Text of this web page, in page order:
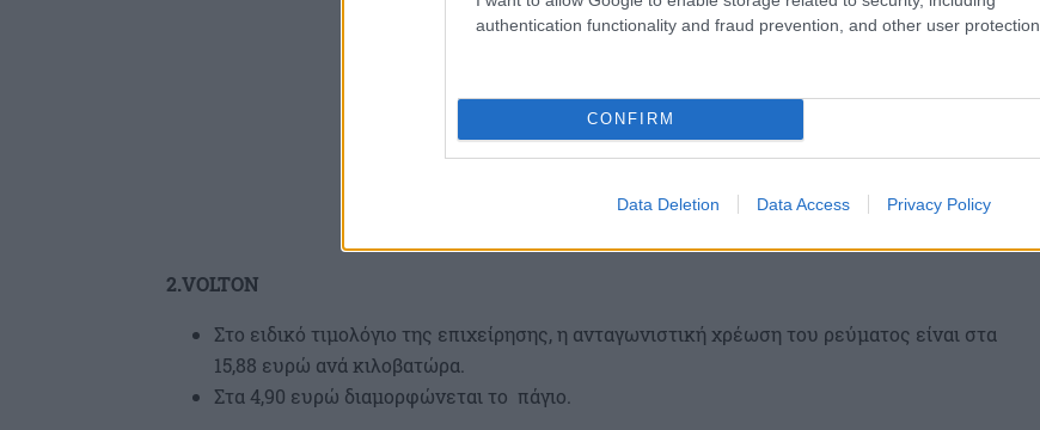
authentication functionality and fraud prevention, and other user protection.
CONFIRM
Data Deletion Data Access Privacy Policy
2.VOLTON
Στο ειδικό τιμολόγιο της επιχείρησης, η ανταγωνιστική χρέωση του ρεύματος είναι στα
15,88 ευρώ ανά κιλοβατώρα.
Στα 4,90 ευρώ διαμορφώνεται το πάγιο.